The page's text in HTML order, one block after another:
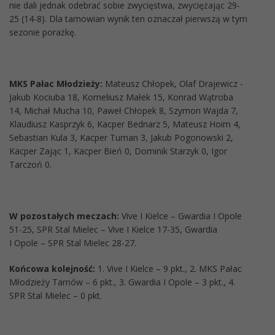
nie dali jednak odebrać sobie zwycięstwa, zwyciężając 29-
25 (14-8). Dla tarnowian wynik ten oznaczał pierwszą w tym
sezonie porażkę.
MKS Pałac Młodzieży: Mateusz Chłopek, Olaf Drajewicz -
Jakub Kociuba 18, Korneliusz Małek 15, Konrad Wątroba
14, Michał Mucha 10, Paweł Chłopek 8, Szymon Wajda 7,
Klaudiusz Kasprzyk 6, Kacper Bednarz 5, Mateusz Hoim 4,
Sebastian Kula 3, Kacper Tuman 3, Jakub Pogonowski 2,
Kacper Zając 1, Kacper Bień 0, Dominik Starzyk 0, Igor
Tarczoń 0.
W pozostałych meczach: Vive I Kielce – Gwardia I Opole
51-25, SPR Stal Mielec – Vive I Kielce 17-35, Gwardia
I Opole – SPR Stal Mielec 28-27.
Końcowa kolejność: 1. Vive I Kielce – 9 pkt., 2. MKS Pałac
Młodzieży Tarnów – 6 pkt., 3. Gwardia I Opole – 3 pkt., 4.
SPR Stal Mielec – 0 pkt.